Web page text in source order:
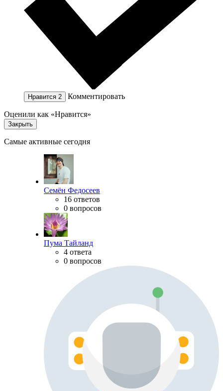
Нравится 2 Комментировать
Оценили как «Нравится»
Закрыть
Самые активные сегодня
Семён Федосеев
16 ответов
0 вопросов
Пума Тайланд
4 ответа
0 вопросов